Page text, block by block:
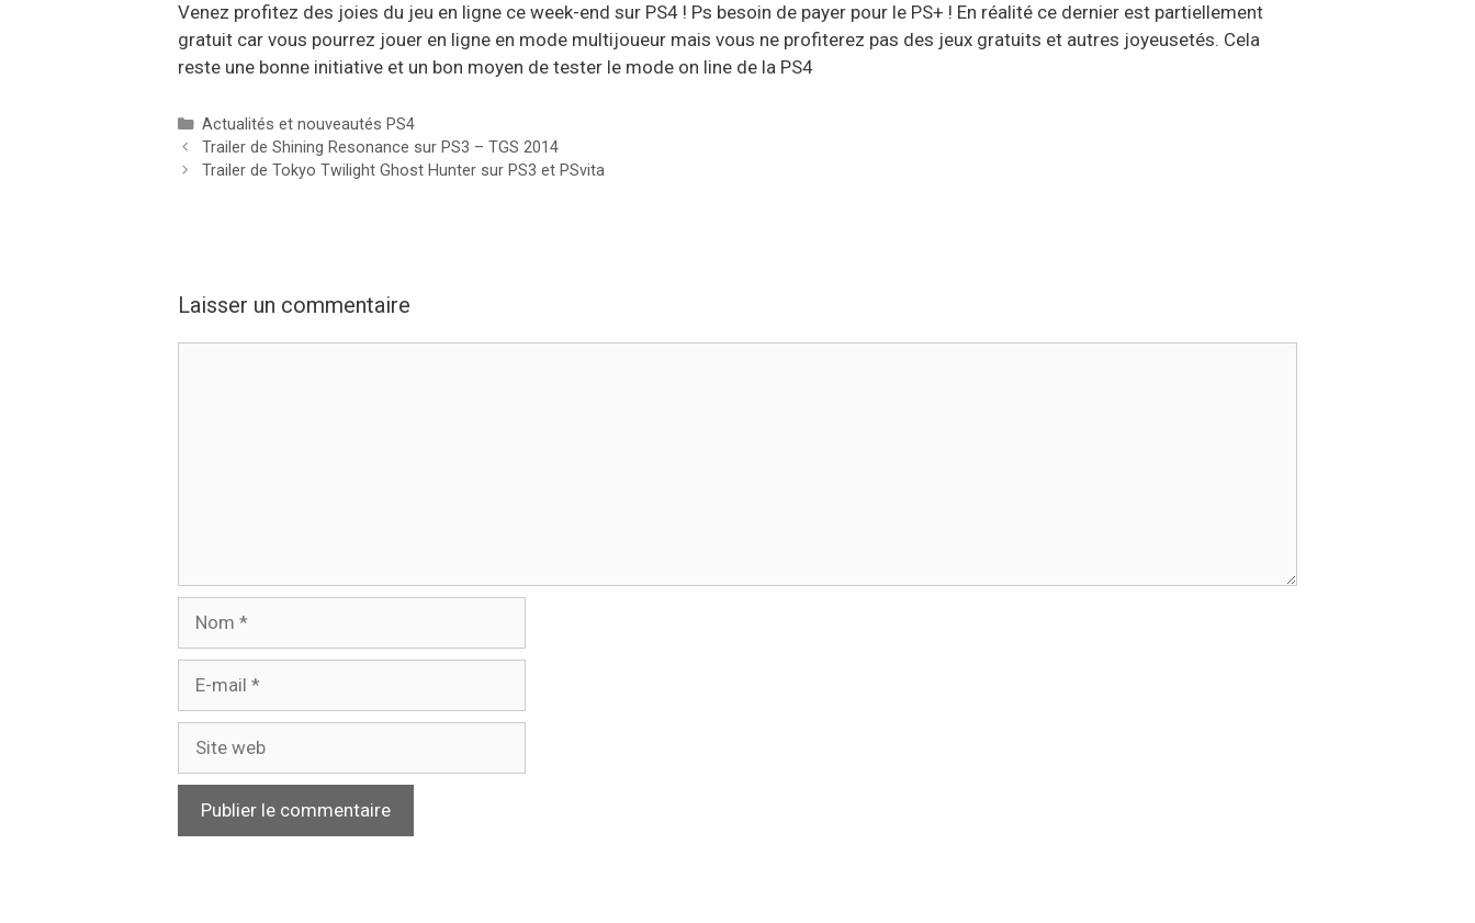
Venez profitez des joies du jeu en ligne ce week-end sur PS4 ! Ps besoin de payer pour le PS+ ! En réalité ce dernier est partiellement
gratuit car vous pourrez jouer en ligne en mode multijoueur mais vous ne profiterez pas des jeux gratuits et autres joyeusetés. Cela
reste une bonne initiative et un bon moyen de tester le mode on line de la PS4
Catégories
Actualités et nouveautés PS4
Trailer de Shining Resonance sur PS3 – TGS 2014
Trailer de Tokyo Twilight Ghost Hunter sur PS3 et PSvita
Laisser un commentaire